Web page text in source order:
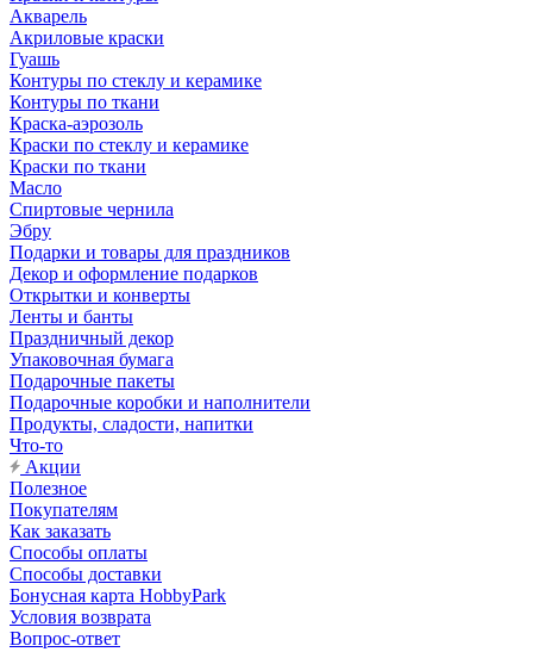
Акварель
Акриловые краски
Гуашь
Контуры по стеклу и керамике
Контуры по ткани
Краска-аэрозоль
Краски по стеклу и керамике
Краски по ткани
Масло
Спиртовые чернила
Эбру
Подарки и товары для праздников
Декор и оформление подарков
Открытки и конверты
Ленты и банты
Праздничный декор
Упаковочная бумага
Подарочные пакеты
Подарочные коробки и наполнители
Продукты, сладости, напитки
Что-то
Акции
Полезное
Покупателям
Как заказать
Способы оплаты
Способы доставки
Бонусная карта HobbyPark
Условия возврата
Вопрос-ответ